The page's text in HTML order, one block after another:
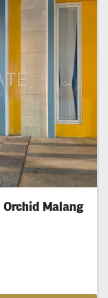
Orchid Malang